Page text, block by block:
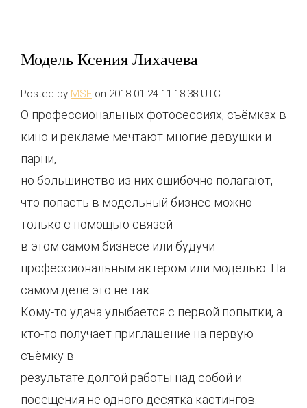
Модель Ксения Лихачева
Posted by MSE on 2018-01-24 11:18:38 UTC
О профессиональных фотосессиях, съёмках в
кино и рекламе мечтают многие девушки и
парни,
но большинство из них ошибочно полагают,
что попасть в модельный бизнес можно
только с помощью связей
в этом самом бизнесе или будучи
профессиональным актёром или моделью. На
самом деле это не так.
Кому-то удача улыбается с первой попытки, а
кто-то получает приглашение на первую
съёмку в
результате долгой работы над собой и
посещения не одного десятка кастингов.